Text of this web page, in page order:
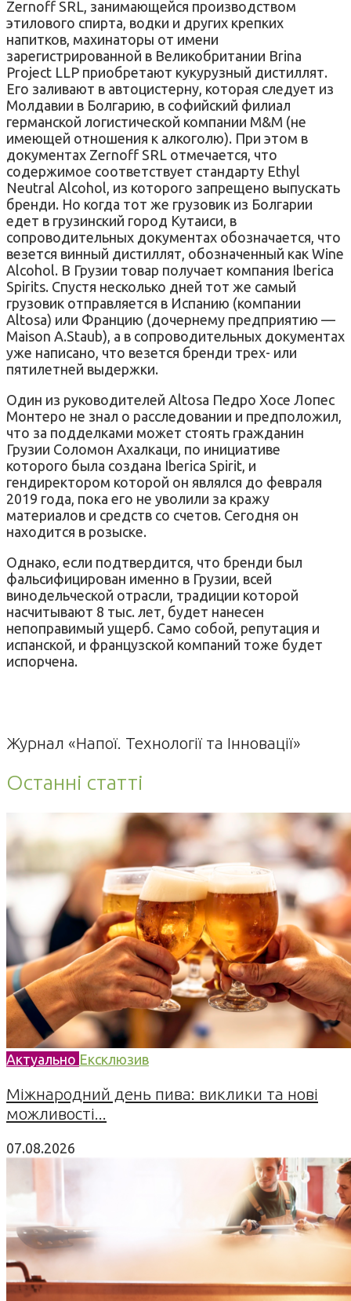
Zernoff SRL, занимающейся производством
этилового спирта, водки и других крепких
напитков, махинаторы от имени
зарегистрированной в Великобритании Brina
Project LLP приобретают кукурузный дистиллят.
Его заливают в автоцистерну, которая следует из
Молдавии в Болгарию, в софийский филиал
германской логистической компании M&M (не
имеющей отношения к алкоголю). При этом в
документах Zernoff SRL отмечается, что
содержимое соответствует стандарту Ethyl
Neutral Alcohol, из которого запрещено выпускать
бренди. Но когда тот же грузовик из Болгарии
едет в грузинский город Кутаиси, в
сопроводительных документах обозначается, что
везется винный дистиллят, обозначенный как Wine
Alcohol. В Грузии товар получает компания Iberica
Spirits. Спустя несколько дней тот же самый
грузовик отправляется в Испанию (компании
Altosa) или Францию (дочернему предприятию —
Maison A.Staub), а в сопроводительных документах
уже написано, что везется бренди трех- или
пятилетней выдержки.
Один из руководителей Altosa Педро Хосе Лопес
Монтеро не знал о расследовании и предположил,
что за подделками может стоять гражданин
Грузии Соломон Ахалкаци, по инициативе
которого была создана Iberica Spirit, и
гендиректором которой он являлся до февраля
2019 года, пока его не уволили за кражу
материалов и средств со счетов. Сегодня он
находится в розыске.
Однако, если подтвердится, что бренди был
фальсифицирован именно в Грузии, всей
винодельческой отрасли, традиции которой
насчитывают 8 тыс. лет, будет нанесен
непоправимый ущерб. Само собой, репутация и
испанской, и французской компаний тоже будет
испорчена.
Журнал «Напої. Технології та Інновації»
Останні статті
Актуально Ексклюзив
Міжнародний день пива: виклики та нові
можливості...
07.08.2026